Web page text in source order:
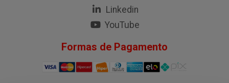
Linkedin
YouTube
Formas de Pagamento